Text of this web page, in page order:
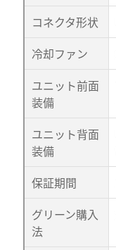
コネクタ形状
冷却ファン
ユニット前面
装備
ユニット背面
装備
保証期間
グリーン購入
法